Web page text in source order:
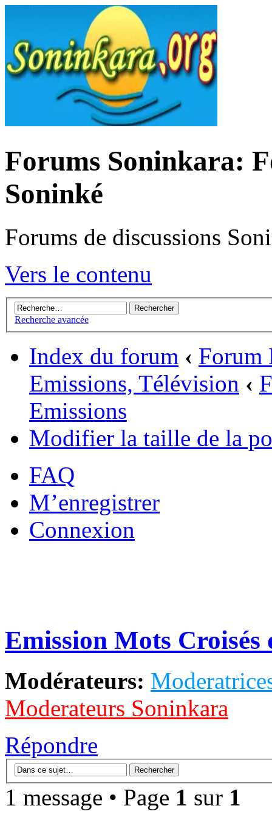
Forums Soninkara:
Soninké
Forums de discussions
Vers le contenu
Recherche avancée
Index du forum ‹ Forum
Emissions, Télévision ‹
Emissions
Modifier la taille de la
FAQ
M’enregistrer
Connexion
Emission Mots Croisés
Modérateurs:
Moderateurs Soninkara
Répondre
1 message • Page 1 sur 1